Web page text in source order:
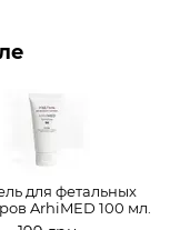
для фетальных
ArhiMED 100 мл.